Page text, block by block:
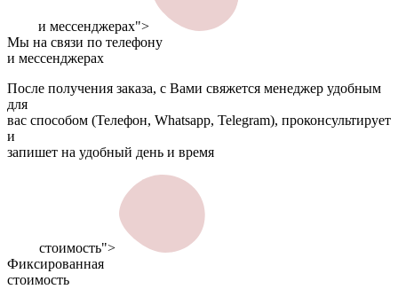
и мессенджерах">
Мы на связи по телефону
и мессенджерах
После получения заказа, с Вами свяжется менеджер удобным
для
вас способом (Телефон, Whatsapp, Telegram), проконсультирует
и
запишет на удобный день и время
стоимость">
Фиксированная
стоимость